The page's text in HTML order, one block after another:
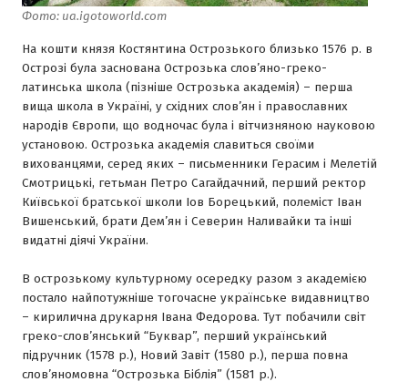
Фото: ua.igotoworld.com
На кошти князя Костянтина Острозького близько 1576 р. в
Острозі була заснована Острозька слов’яно-греко-
латинська школа (пізніше Острозька академія) – перша
вища школа в Україні, у східних слов’ян і православних
народів Європи, що водночас була і вітчизняною науковою
установою. Острозька академія славиться своїми
вихованцями, серед яких – письменники Герасим і Мелетій
Смотрицькі, гетьман Петро Сагайдачний, перший ректор
Київської братської школи Іов Борецький, полеміст Іван
Вишенський, брати Дем’ян і Северин Наливайки та інші
видатні діячі України.
В острозькому культурному осередку разом з академією
постало найпотужніше тогочасне українське видавництво
– кирилична друкарня Івана Федорова. Тут побачили світ
греко-слов’янський “Буквар”, перший український
підручник (1578 р.), Новий Завіт (1580 р.), перша повна
слов’яномовна “Острозька Біблія” (1581 р.).